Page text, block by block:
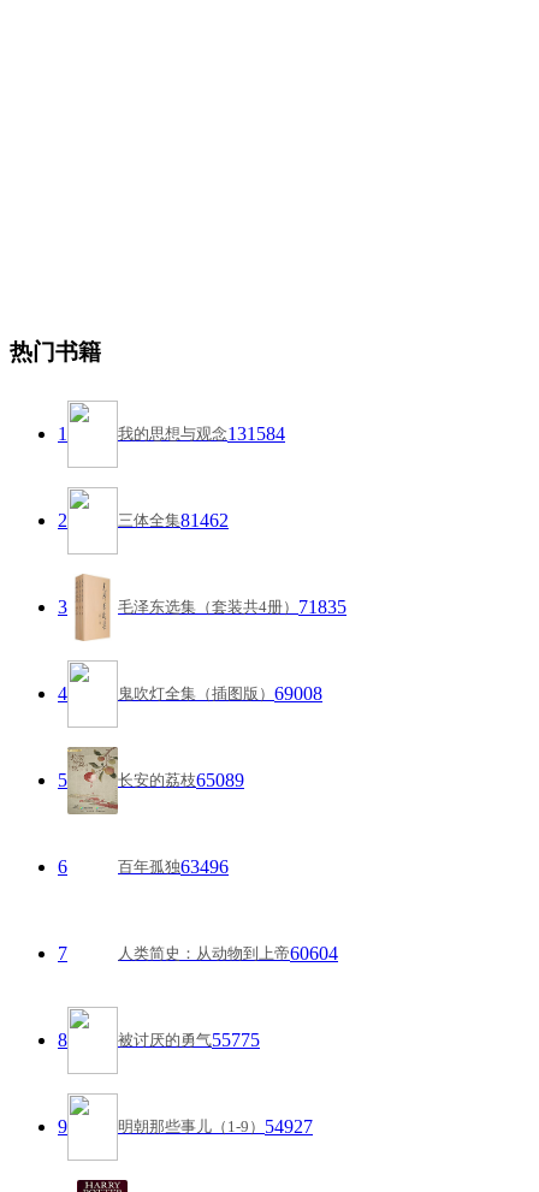
热门书籍
1 我的思想与观念131584
2 三体全集81462
3 毛泽东选集（套装共4册） 71835
4 鬼吹灯全集（插图版） 69008
5 长安的荔枝65089
6 百年孤独63496
7 人类简史：从动物到上帝60604
8 被讨厌的勇气55775
9 明朝那些事儿（1-9） 54927